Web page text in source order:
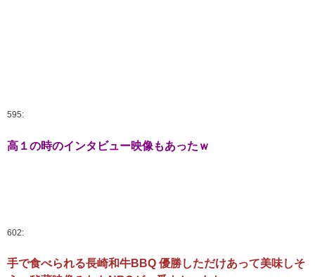
595:
高１の時のインタビュー映像もあったｗ
602:
手で食べられる長崎和牛BBQ 優勝しただけあって美味しそ